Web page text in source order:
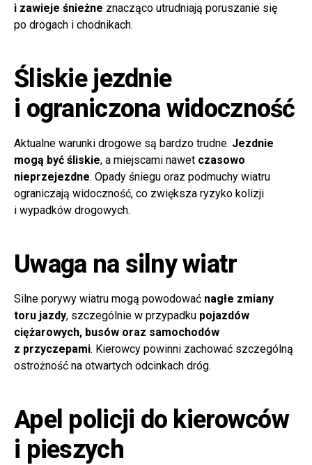
i zawieje śnieżne znacząco utrudniają poruszanie się
po drogach i chodnikach.
Śliskie jezdnie
i ograniczona widoczność
Aktualne warunki drogowe są bardzo trudne. Jezdnie
mogą być śliskie, a miejscami nawet czasowo
nieprzejezdne. Opady śniegu oraz podmuchy wiatru
ograniczają widoczność, co zwiększa ryzyko kolizji
i wypadków drogowych.
Uwaga na silny wiatr
Silne porywy wiatru mogą powodować nagłe zmiany
toru jazdy, szczególnie w przypadku pojazdów
ciężarowych, busów oraz samochodów
z przyczepami. Kierowcy powinni zachować szczególną
ostrożność na otwartych odcinkach dróg.
Apel policji do kierowców
i pieszych